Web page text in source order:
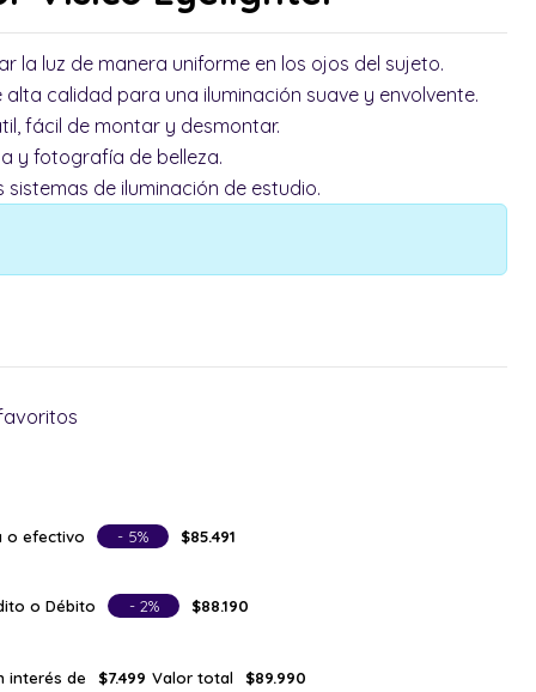
la luz de manera uniforme en los ojos del sujeto.
calidad para una iluminación suave y envolvente.
fácil de montar y desmontar.
y fotografía de belleza.
de iluminación de estudio.
o efectivo - 5% $85.491
o Débito - 2% $88.190
interés de $7.499 Valor total $89.990